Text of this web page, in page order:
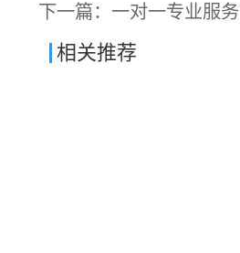
下一篇： 一对一专业服务
相关推荐